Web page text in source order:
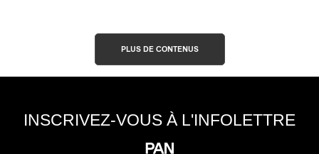
PLUS DE CONTENUS
INSCRIVEZ-VOUS À L'INFOLETTRE